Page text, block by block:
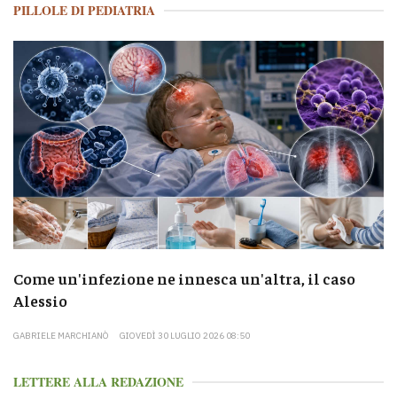
PILLOLE DI PEDIATRIA
Come un'infezione ne innesca un'altra, il caso
Alessio
GABRIELE MARCHIANÒ GIOVEDÌ 30 LUGLIO 2026 08:50
LETTERE ALLA REDAZIONE